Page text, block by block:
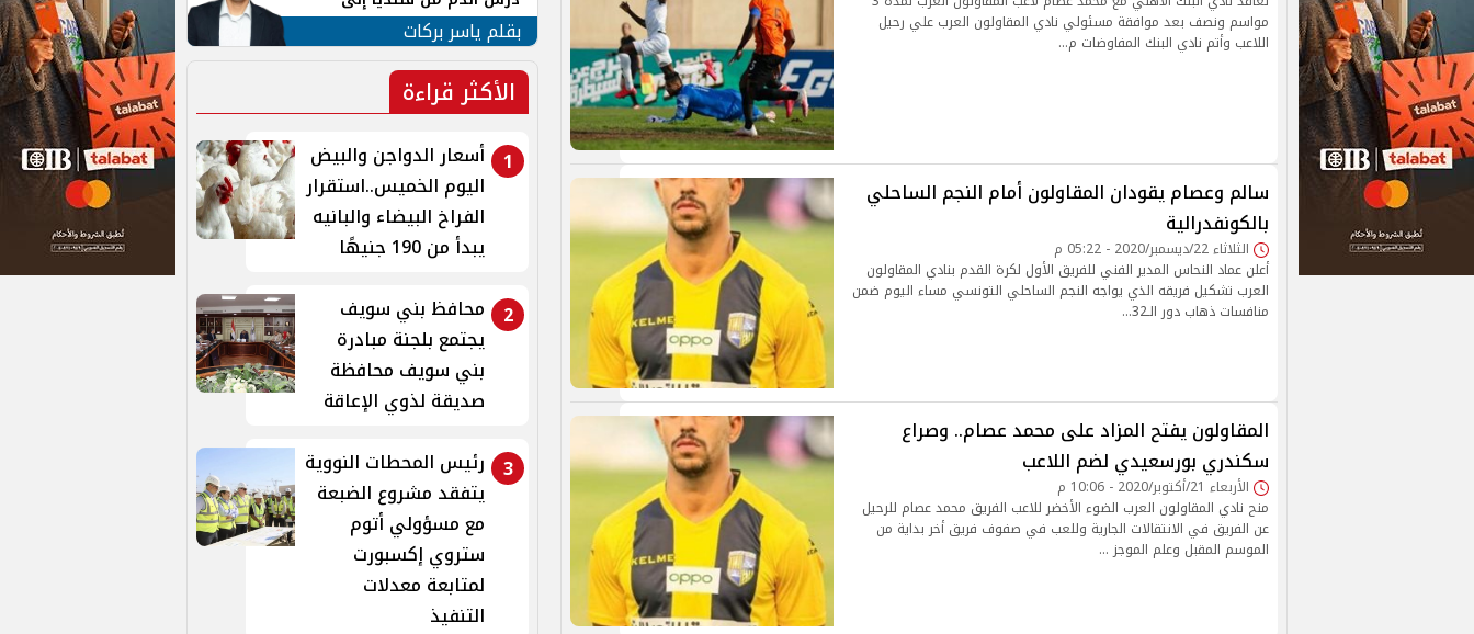
مواسم ونصف بعد موافقة مسئولي نادي المقاولون العرب علي رحيل
اللاعب وأتم نادي البنك المفاوضات م…
سالم وعصام يقودان المقاولون أمام النجم الساحلي
بالكونفدرالية
الثلاثاء 22/ديسمبر/2020 - 05:22 م
أعلن عماد النحاس المدير الفني للفريق الأول لكرة القدم بنادي المقاولون
العرب تشكيل فريقه الذي يواجه النجم الساحلي التونسي مساء اليوم ضمن
منافسات ذهاب دور الـ32…
المقاولون يفتح المزاد على محمد عصام.. وصراع
سكندري بورسعيدي لضم اللاعب
الأربعاء 21/أكتوبر/2020 - 10:06 م
منح نادي المقاولون العرب الضوء الأخضر للاعب الفريق محمد عصام للرحيل
عن الفريق في الانتقالات الجارية وللعب في صفوف فريق أخر بداية من
الموسم المقبل وعلم الموجز …
جنوب لبنان
بقلم ياسر بركات
الأكثر قراءة
1
أسعار الدواجن والبيض
اليوم الخميس..استقرار
الفراخ البيضاء والبانيه
يبدأ من 190 جنيهًا
2
محافظ بني سويف
يجتمع بلجنة مبادرة
بني سويف محافظة
صديقة لذوي الإعاقة
3 رئيس المحطات النووية
يتفقد مشروع الضبعة
مع مسؤولي أتوم
ستروي إكسبورت
لمتابعة معدلات
التنفيذ